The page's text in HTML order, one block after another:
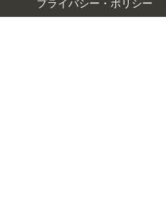
プライバシー・ポリシー